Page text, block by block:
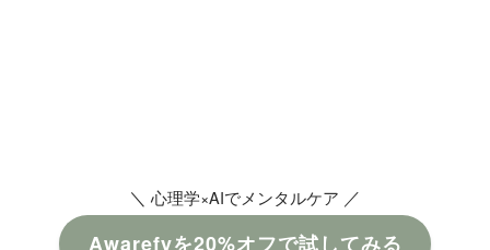
＼ 心理学×AIでメンタルケア ／
Awarefyを20%オフで試してみる